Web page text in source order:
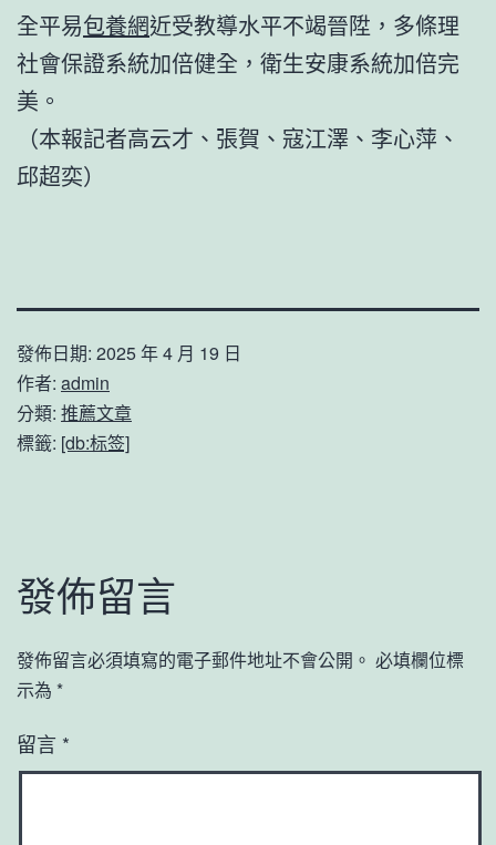
全平易包養網近受教導水平不竭晉陞，多條理
社會保證系統加倍健全，衛生安康系統加倍完
美。
（本報記者高云才、張賀、寇江澤、李心萍、
邱超奕）
發佈日期: 2025 年 4 月 19 日
作者: admin
分類: 推薦文章
標籤: [db:标签]
發佈留言
發佈留言必須填寫的電子郵件地址不會公開。 必填欄位標
示為 *
留言 *